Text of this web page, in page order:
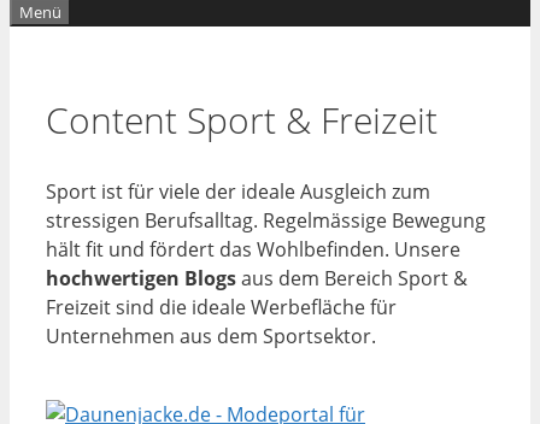
Menü
Content Sport & Freizeit
Sport ist für viele der ideale Ausgleich zum
stressigen Berufsalltag. Regelmässige Bewegung
hält fit und fördert das Wohlbefinden. Unsere
hochwertigen Blogsaus dem Bereich Sport &
Freizeit sind die ideale Werbefläche für
Unternehmen aus dem Sportsektor.